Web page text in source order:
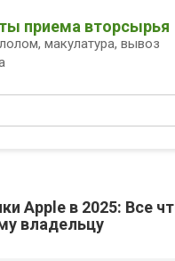
приема вторсырья
макулатура, вывоз
Apple в 2025: Все
владельцу